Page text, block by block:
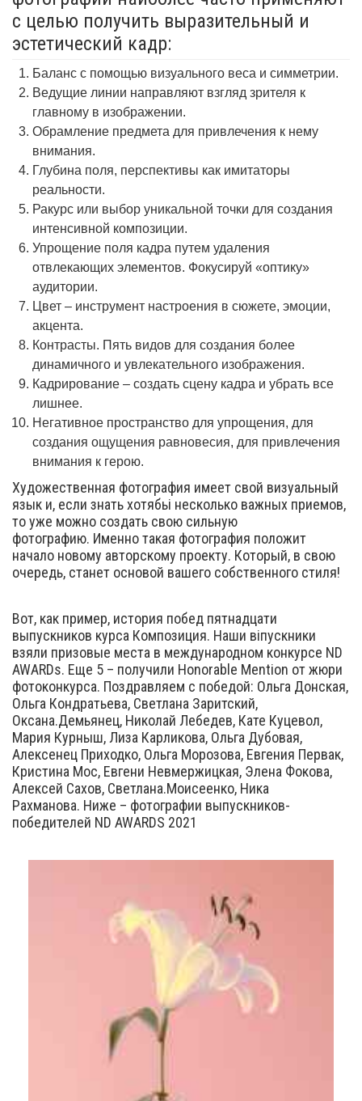
с целью получить выразительный и
эстетический кадр:
Баланс с помощью визуального веса и симметрии.
Ведущие линии направляют взгляд зрителя к
главному в изображении.
Обрамление предмета для привлечения к нему
внимания.
Глубина поля, перспективы как имитаторы
реальности.
Ракурс или выбор уникальной точки для создания
интенсивной композиции.
Упрощение поля кадра путем удаления
отвлекающих элементов. Фокусируй «оптику»
аудитории.
Цвет – инструмент настроения в сюжете, эмоции,
акцента.
Контрасты. Пять видов для создания более
динамичного и увлекательного изображения.
Кадрирование – создать сцену кадра и убрать все
лишнее.
Негативное пространство для упрощения, для
создания ощущения равновесия, для привлечения
внимания к герою.
Художественная фотография имеет свой визуальный
язык и, если знать хотябьі несколько важных приемов,
то уже можно создать свою сильную
фотографию. Именно такая фотография положит
начало новому авторскому проекту. Который, в свою
очередь, станет основой вашего собственного стиля!
Вот, как пример, история побед пятнадцати
выпускников курса Композиция. Наши віпускники
взяли призовые места в международном конкурсе ND
AWARDs. Еще 5 – получили Honorable Mention от жюри
фотоконкурса. Поздравляем с победой: Ольга Донская,
Ольга Кондратьева, Светлана Заритский,
Оксана.Демьянец, Николай Лебедев, Кате Куцевол,
Мария Курныш, Лиза Карликова, Ольга Дубовая,
Алексенец Приходко, Ольга Морозова, Евгения Первак,
Кристина Мос, Евгени Невмержицкая, Элена Фокова,
Алексей Сахов, Светлана.Моисеенко, Ника
Рахманова. Ниже – фотографии выпускников-
победителей ND AWARDS 2021